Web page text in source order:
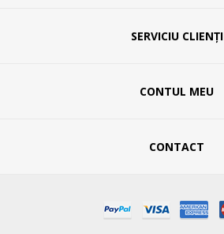
SERVICIU CLIENȚI
CONTUL MEU
CONTACT